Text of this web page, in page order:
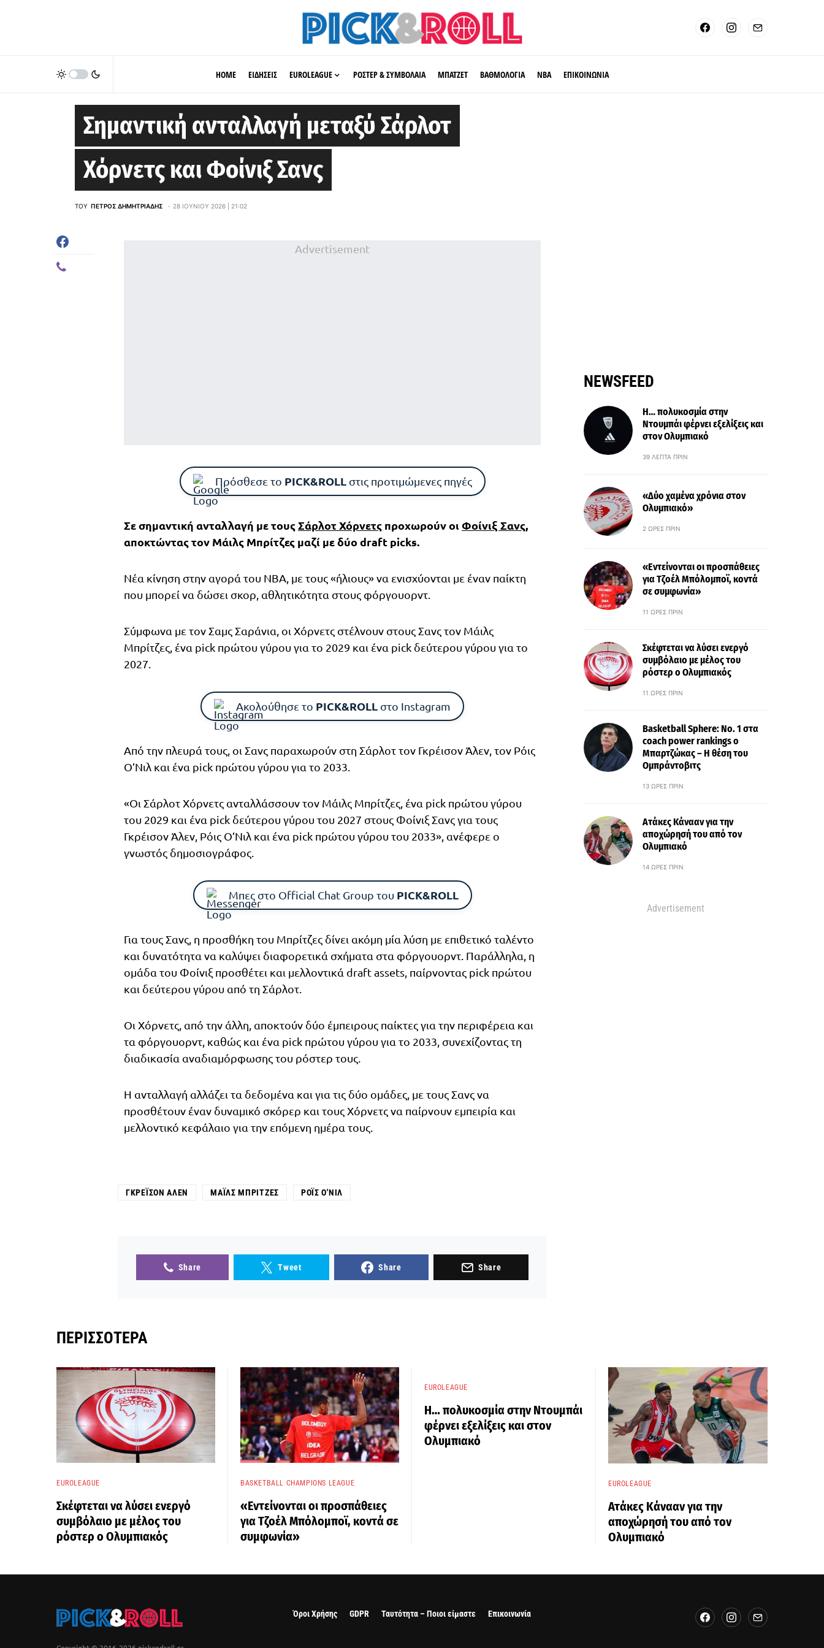
HOME ΕΙΔΗΣΕΙΣ EUROLEAGUE ΡΟΣΤΕΡ & ΣΥΜΒΟΛΑΙΑ ΜΠΑΤΖΕΤ ΒΑΘΜΟΛΟΓΙΑ ΝΒΑ ΕΠΙΚΟΙΝΩΝΙΑ
Σημαντική ανταλλαγή μεταξύ Σάρλοτ
Χόρνετς και Φοίνιξ Σανς
ΤΟΥ ΠΈΤΡΟΣ ΔΗΜΗΤΡΙΆΔΗΣ 28 ΙΟΥΝΊΟΥ 2026 | 21:02
Advertisement
Πρόσθεσε το PICK&ROLLστις προτιμώμενες πηγές
Σε σημαντική ανταλλαγή με τουςΣάρλοτ Χόρνετς προχωρούν οιΦοίνιξ Σανς,
αποκτώντας τον Μάιλς Μπρίτζες μαζί με δύο draft picks.
Νέα κίνηση στην αγορά του NBA, με τους «ήλιους» να ενισχύονται με έναν παίκτη
που μπορεί να δώσει σκορ, αθλητικότητα στους φόργουορντ.
Σύμφωνα με τον Σαμς Σαράνια, οι Χόρνετς στέλνουν στους Σανς τον Μάιλς
Μπρίτζες, ένα pick πρώτου γύρου για το 2029 και ένα pick δεύτερου γύρου για το
2027.
Ακολούθησε το PICK&ROLL στο Instagram
Από την πλευρά τους, οι Σανς παραχωρούν στη Σάρλοτ τον Γκρέισον Άλεν, τον Ρόις
Ο’Νιλ και ένα pick πρώτου γύρου για το 2033.
«Οι Σάρλοτ Χόρνετς ανταλλάσσουν τον Μάιλς Μπρίτζες, ένα pick πρώτου γύρου
του 2029 και ένα pick δεύτερου γύρου του 2027 στους Φοίνιξ Σανς για τους
Γκρέισον Άλεν, Ρόις Ο’Νιλ και ένα pick πρώτου γύρου του 2033», ανέφερε ο
γνωστός δημοσιογράφος.
Μπες στο Official Chat Group του PICK&ROLL
Για τους Σανς, η προσθήκη του Μπρίτζες δίνει ακόμη μία λύση με επιθετικό ταλέντο
και δυνατότητα να καλύψει διαφορετικά σχήματα στα φόργουορντ. Παράλληλα, η
ομάδα του Φοίνιξ προσθέτει και μελλοντικά draft assets, παίρνοντας pick πρώτου
και δεύτερου γύρου από τη Σάρλοτ.
Οι Χόρνετς, από την άλλη, αποκτούν δύο έμπειρους παίκτες για την περιφέρεια και
τα φόργουορντ, καθώς και ένα pick πρώτου γύρου για το 2033, συνεχίζοντας τη
διαδικασία αναδιαμόρφωσης του ρόστερ τους.
Η ανταλλαγή αλλάζει τα δεδομένα και για τις δύο ομάδες, με τους Σανς να
προσθέτουν έναν δυναμικό σκόρερ και τους Χόρνετς να παίρνουν εμπειρία και
μελλοντικό κεφάλαιο για την επόμενη ημέρα τους.
ΓΚΡΈΙΣΟΝ ΆΛΕΝ ΜΆΙΛΣ ΜΠΡΊΤΖΕΣ ΡΌΙΣ Ο'ΝΙΛ
Share Tweet Share Share
NEWSFEED
Η… πολυκοσμία στην
Ντουμπάι φέρνει εξελίξεις και
στον Ολυμπιακό
39 ΛΕΠΤΆ ΠΡΙΝ
«Δύο χαμένα χρόνια στον
Ολυμπιακό»
2 ΏΡΕΣ ΠΡΙΝ
«Εντείνονται οι προσπάθειες
για Τζοέλ Μπόλομποϊ, κοντά
σε συμφωνία»
11 ΏΡΕΣ ΠΡΙΝ
Σκέφτεται να λύσει ενεργό
συμβόλαιο με μέλος του
ρόστερ ο Ολυμπιακός
11 ΏΡΕΣ ΠΡΙΝ
Basketball Sphere: No. 1 στα
coach power rankings ο
Μπαρτζώκας – Η θέση του
Ομπράντοβιτς
13 ΏΡΕΣ ΠΡΙΝ
Ατάκες Κάνααν για την
αποχώρησή του από τον
Ολυμπιακό
14 ΏΡΕΣ ΠΡΙΝ
Advertisement
ΠΕΡΙΣΣΌΤΕΡΑ
EUROLEAGUE
Σκέφτεται να λύσει ενεργό
συμβόλαιο με μέλος του
ρόστερ ο Ολυμπιακός
BASKETBALL CHAMPIONS LEAGUE
«Εντείνονται οι προσπάθειες
για Τζοέλ Μπόλομποϊ, κοντά σε
συμφωνία»
EUROLEAGUE
Η… πολυκοσμία στην Ντουμπάι
φέρνει εξελίξεις και στον
Ολυμπιακό
EUROLEAGUE
Ατάκες Κάνααν για την
αποχώρησή του από τον
Ολυμπιακό
Όροι Χρήσης GDPR Ταυτότητα – Ποιοι είμαστε Επικοινωνία